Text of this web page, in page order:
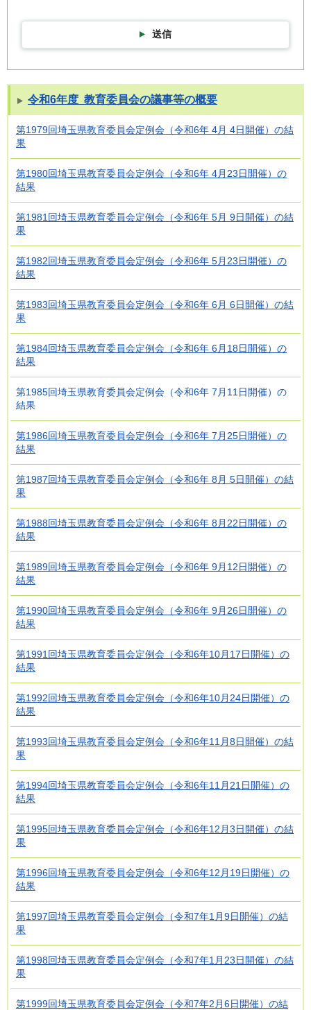
送信
令和6年度 教育委員会の議事等の概要
第1979回埼玉県教育委員会定例会（令和6年 4月 4日開催）の結
果
第1980回埼玉県教育委員会定例会（令和6年 4月23日開催）の
結果
第1981回埼玉県教育委員会定例会（令和6年 5月 9日開催）の結
果
第1982回埼玉県教育委員会定例会（令和6年 5月23日開催）の
結果
第1983回埼玉県教育委員会定例会（令和6年 6月 6日開催）の結
果
第1984回埼玉県教育委員会定例会（令和6年 6月18日開催）の
結果
第1985回埼玉県教育委員会定例会（令和6年 7月11日開催）の
結果
第1986回埼玉県教育委員会定例会（令和6年 7月25日開催）の
結果
第1987回埼玉県教育委員会定例会（令和6年 8月 5日開催）の結
果
第1988回埼玉県教育委員会定例会（令和6年 8月22日開催）の
結果
第1989回埼玉県教育委員会定例会（令和6年 9月12日開催）の
結果
第1990回埼玉県教育委員会定例会（令和6年 9月26日開催）の
結果
第1991回埼玉県教育委員会定例会（令和6年10月17日開催）の
結果
第1992回埼玉県教育委員会定例会（令和6年10月24日開催）の
結果
第1993回埼玉県教育委員会定例会（令和6年11月8日開催）の結
果
第1994回埼玉県教育委員会定例会（令和6年11月21日開催）の
結果
第1995回埼玉県教育委員会定例会（令和6年12月3日開催）の結
果
第1996回埼玉県教育委員会定例会（令和6年12月19日開催）の
結果
第1997回埼玉県教育委員会定例会（令和7年1月9日開催）の結
果
第1998回埼玉県教育委員会定例会（令和7年1月23日開催）の結
果
第1999回埼玉県教育委員会定例会（令和7年2月6日開催）の結